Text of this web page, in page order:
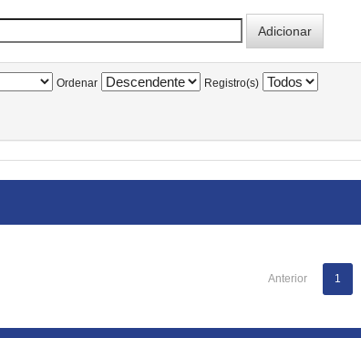
Ordenar Registro(s)
Anterior 1